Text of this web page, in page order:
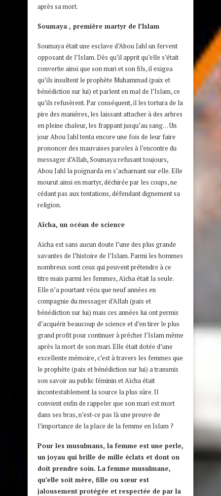
après sa mort.
Soumaya , première martyr de l’Islam
Soumaya était une esclave d’Abou Jahl un fervent
opposant de l’Islam. Dès qu’il apprit qu’elle s’était
convertie ainsi que son mari et son fils, il exigea
qu’ils insultent le prophète Muhammad (paix et
bénédiction sur lui) et parlent en mal de l’Islam, ce
qu’ils refusèrent. Par conséquent, il les tortura de la
pire des manières, les laissant attacher à des arbres
en pleine chaleur, les frappant jusqu’au sang… Un
jour Abou Jahl tenta encore une fois de leur faire
prononcer des mauvaises paroles à l’encontre du
messager d’Allah, Soumaya refusant toujours,
Abou Jahl la poignarda en s’acharnant sur elle. Elle
mourut ainsi en martyr, déchirée par les coups, ne
cédant pas aux tentations, défendant dignement sa
religion.
Aïcha, un océan de science
Aïcha est sans aucun doute l’une des plus grande
savantes de l’histoire de l’Islam. Parmi les hommes
nombreux sont ceux qui peuvent prétendre à ce
titre mais parmi les femmes, Aïcha était la seule.
Elle n’a pourtant vécu que neuf années en
compagnie du messager d’Allah (paix et
bénédiction sur lui) mais ces années lui ont permis
d’acquérir beaucoup de science et d’en tirer le plus
grand profit pour continuer à prêcher l’Islam même
après la mort de son mari. Elle était dotée d’une
excellente mémoire, c’est à travers les femmes que
le prophète (paix et bénédiction sur lui) a transmis
son savoir au public féminin et Aïcha était
incontestablement la source la plus sûre. Il
convient enfin de rappeler que son mari est mort
dans ses bras, n’est-ce pas là une preuve de
l’importance de la place de la femme en Islam ?
Pour les musulmans, la femme est une perle,
un joyau qui brille de mille éclats et dont on
doit prendre soin. La femme musulmane,
qu’elle soit mère, fille ou sœur est
jalousement protégée et respectée de par la